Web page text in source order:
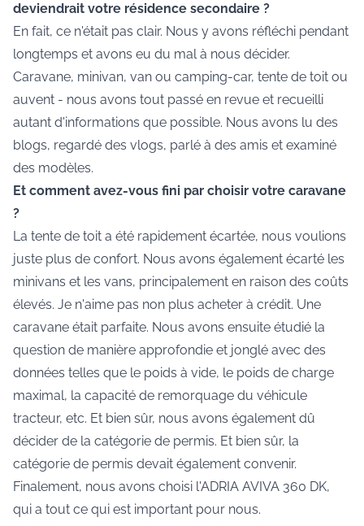
deviendrait votre résidence secondaire ?
En fait, ce n'était pas clair. Nous y avons réfléchi pendant
longtemps et avons eu du mal à nous décider.
Caravane, minivan, van ou camping-car, tente de toit ou
auvent - nous avons tout passé en revue et recueilli
autant d'informations que possible. Nous avons lu des
blogs, regardé des vlogs, parlé à des amis et examiné
des modèles.
Et comment avez-vous fini par choisir votre caravane
?
La tente de toit a été rapidement écartée, nous voulions
juste plus de confort. Nous avons également écarté les
minivans et les vans, principalement en raison des coûts
élevés. Je n'aime pas non plus acheter à crédit. Une
caravane était parfaite. Nous avons ensuite étudié la
question de manière approfondie et jonglé avec des
données telles que le poids à vide, le poids de charge
maximal, la capacité de remorquage du véhicule
tracteur, etc. Et bien sûr, nous avons également dû
décider de la catégorie de permis. Et bien sûr, la
catégorie de permis devait également convenir.
Finalement, nous avons choisi l'ADRIA AVIVA 360 DK,
qui a tout ce qui est important pour nous.